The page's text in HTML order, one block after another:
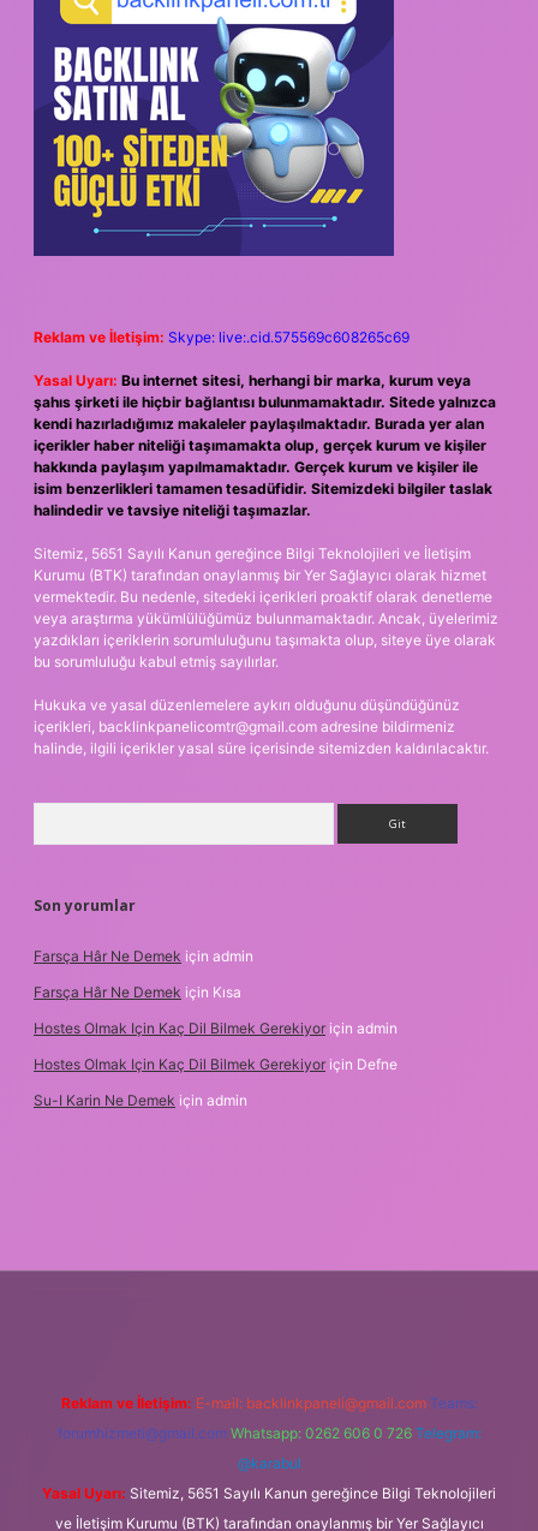
Reklam ve İletişim: Skype: live:.cid.575569c608265c69
Yasal Uyarı: Bu internet sitesi, herhangi bir marka, kurum veya
şahıs şirketi ile hiçbir bağlantısı bulunmamaktadır. Sitede yalnızca
kendi hazırladığımız makaleler paylaşılmaktadır. Burada yer alan
içerikler haber niteliği taşımamakta olup, gerçek kurum ve kişiler
hakkında paylaşım yapılmamaktadır. Gerçek kurum ve kişiler ile
isim benzerlikleri tamamen tesadüfidir. Sitemizdeki bilgiler taslak
halindedir ve tavsiye niteliği taşımazlar.
Sitemiz, 5651 Sayılı Kanun gereğince Bilgi Teknolojileri ve İletişim
Kurumu (BTK) tarafından onaylanmış bir Yer Sağlayıcı olarak hizmet
vermektedir. Bu nedenle, sitedeki içerikleri proaktif olarak denetleme
veya araştırma yükümlülüğümüz bulunmamaktadır. Ancak, üyelerimiz
yazdıkları içeriklerin sorumluluğunu taşımakta olup, siteye üye olarak
bu sorumluluğu kabul etmiş sayılırlar.
Hukuka ve yasal düzenlemelere aykırı olduğunu düşündüğünüz
içerikleri, backlinkpanelicomtr@gmail.com adresine bildirmeniz
halinde, ilgili içerikler yasal süre içerisinde sitemizden kaldırılacaktır.
Son yorumlar
Farsça Hâr Ne Demek için admin
Farsça Hâr Ne Demek için Kısa
Hostes Olmak Için Kaç Dil Bilmek Gerekiyor için admin
Hostes Olmak Için Kaç Dil Bilmek Gerekiyor için Defne
Su-I Karin Ne Demek için admin
Reklam ve İletişim: E-mail: backlinkpaneli@gmail.com Teams:
forumhizmeti@gmail.com Whatsapp: 0262 606 0 726 Telegram:
@karabul
Yasal Uyarı: Sitemiz, 5651 Sayılı Kanun gereğince Bilgi Teknolojileri
ve İletişim Kurumu (BTK) tarafından onaylanmış bir Yer Sağlayıcı